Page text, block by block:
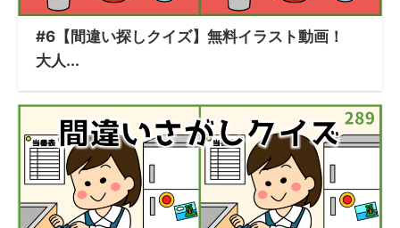
#6【間違い探しクイズ】無料イラスト動画！
大人...